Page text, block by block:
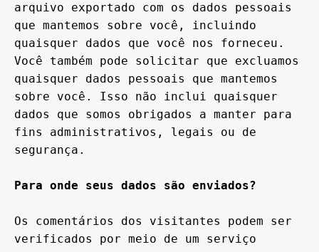
arquivo exportado com os dados pessoais
que mantemos sobre você, incluindo
quaisquer dados que você nos forneceu.
Você também pode solicitar que excluamos
quaisquer dados pessoais que mantemos
sobre você. Isso não inclui quaisquer
dados que somos obrigados a manter para
fins administrativos, legais ou de
segurança.
Para onde seus dados são enviados?
Os comentários dos visitantes podem ser
verificados por meio de um serviço